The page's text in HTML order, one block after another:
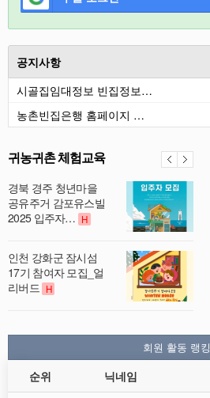
공지사항
시골집임대정보 빈집정보…
농촌빈집은행 홈페이지 …
귀농귀촌 체험교육
경북 경주 청년마을
공유주거 감포유스빌
2025 입주자… H
인천 강화군 잠시섬
17기 참여자 모집_얼
리버드
H
회원 활동 랭킹
순위 닉네임